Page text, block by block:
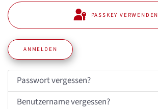
PASSKEY VERWENDEN
ANMELDEN
Passwort vergessen?
Benutzername vergessen?